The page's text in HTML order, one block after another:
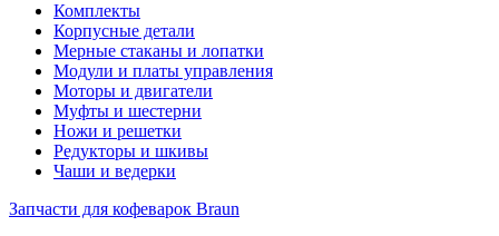
Комплекты
Корпусные детали
Мерные стаканы и лопатки
Модули и платы управления
Моторы и двигатели
Муфты и шестерни
Ножи и решетки
Редукторы и шкивы
Чаши и ведерки
Запчасти для кофеварок Braun